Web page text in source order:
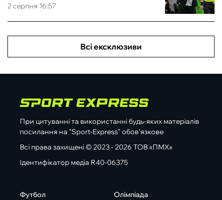
2 серпня 16:57
Всі ексклюзиви
При цитуванні та використанні будь-яких матеріалів
посилання на "Sport-Express" обов'язкове
Всі права захищені © 2023 - 2026 ТОВ «ПМХ»
Ідентифікатор медіа R40-06375
Футбол
Олімпіада